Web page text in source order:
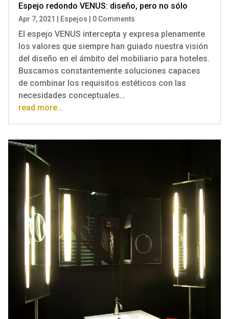
Espejo redondo VENUS: diseño, pero no sólo
Apr 7, 2021 Espejos 0 Comments
El espejo VENUS intercepta y expresa plenamente
los valores que siempre han guiado nuestra visión
del diseño en el ámbito del mobiliario para hoteles.
Buscamos constantemente soluciones capaces
de combinar los requisitos estéticos con las
necesidades conceptuales…
read more…